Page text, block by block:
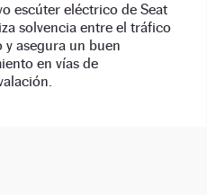
escúter eléctrico de Seat
solvencia entre el tráfico
y asegura un buen
en vías de